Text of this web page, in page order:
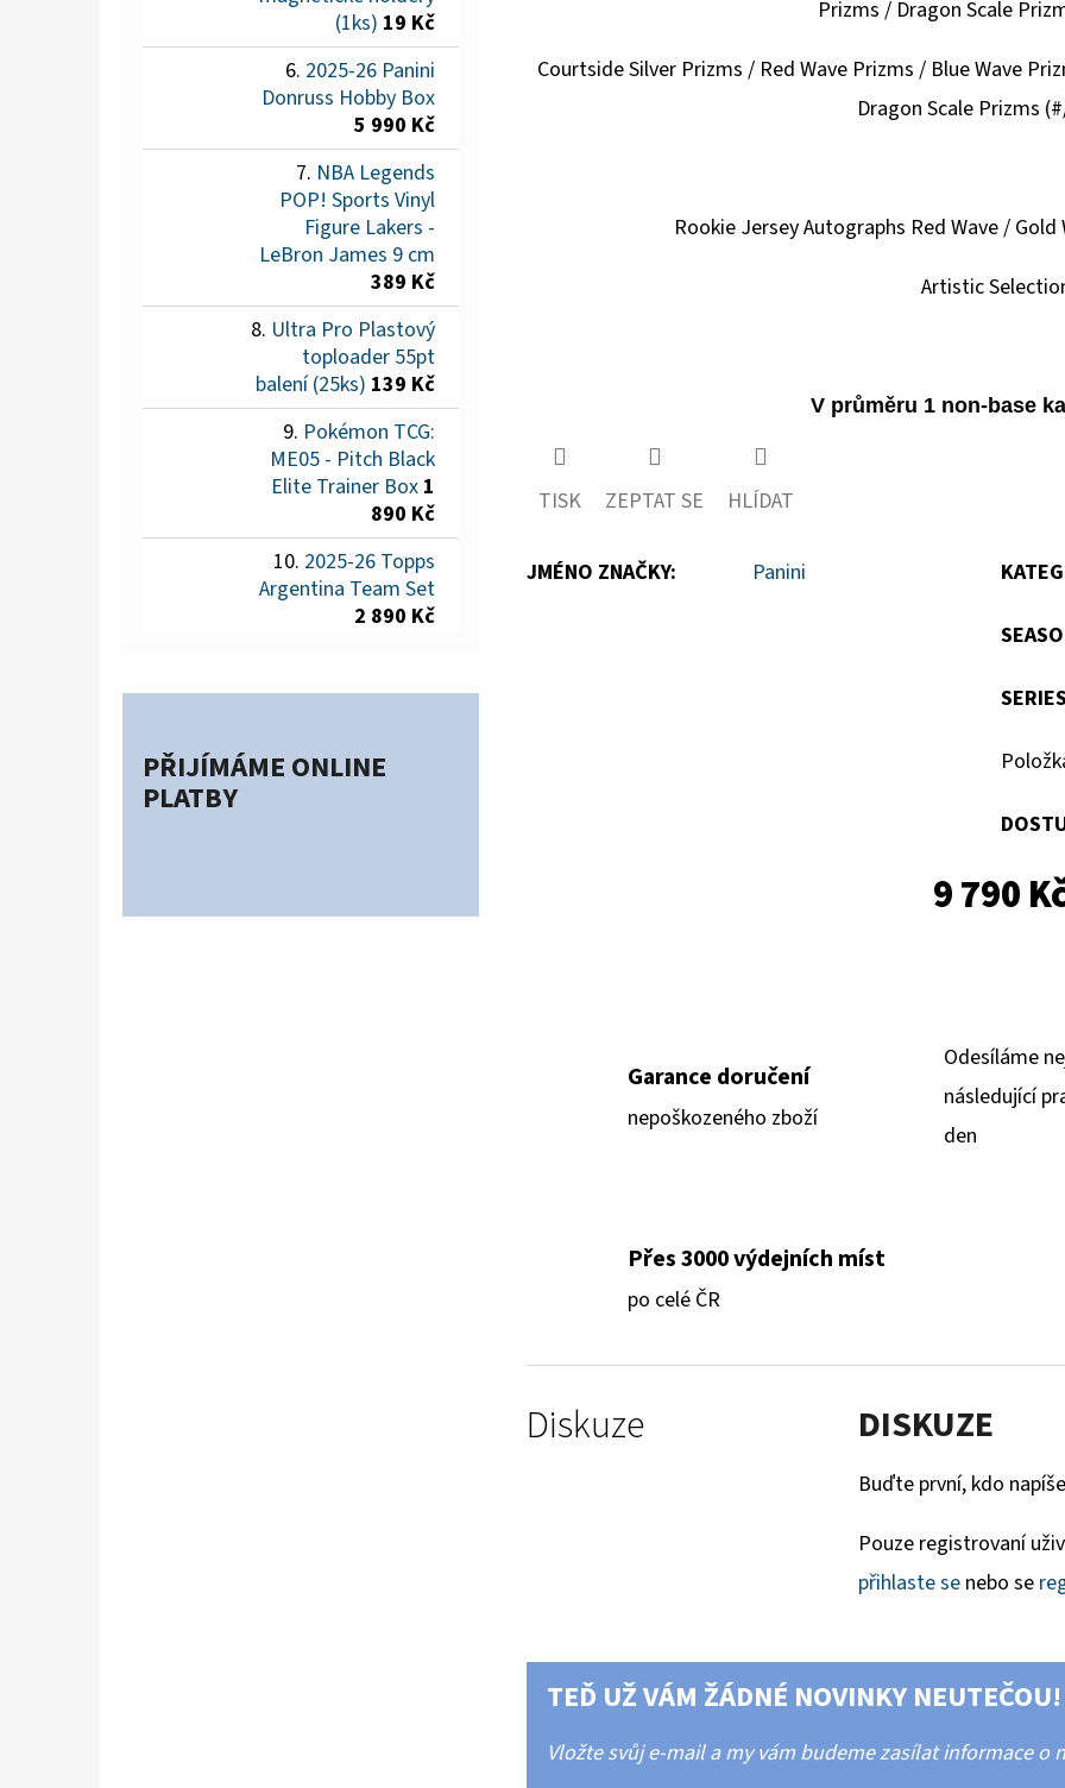
(1ks) 19 Kč
2025-26 Panini
Donruss Hobby Box
5 990 Kč
NBA Legends
POP! Sports Vinyl
Figure Lakers -
LeBron James 9 cm
389 Kč
Ultra Pro Plastový
toploader 55pt
balení (25ks) 139 Kč
Pokémon TCG:
ME05 - Pitch Black
Elite Trainer Box 1
890 Kč
2025-26 Topps
Argentina Team Set
2 890 Kč
PŘIJÍMÁME ONLINE
PLATBY
Prizms / Dragon Scale
Courtside Silver Prizms / Red Wave Prizms / Blue Wave
Dragon Scale Prizms
Rookie Jersey Autographs Red Wave /
Artistic
V průměru 1 non-base
TISK ZEPTAT SE HLÍDAT
JMÉNO ZNAČKY: Panini
SERIES
9 790
Garance doručení
nepoškozeného zboží
Odesíláme
následující
den
Přes 3000 výdejních míst
po celé ČR
Diskuze DISKUZE
Buďte první, kdo
Pouze registrovaní
přihlaste se nebo se
TEĎ UŽ VÁM ŽÁDNÉ NOVINKY NEUTEČOU!
Vložte svůj e-mail a my vám budeme zasílat informace